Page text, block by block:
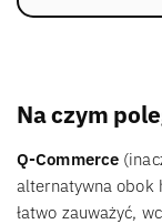
Na czym
Q-Commerce
alternatywna obok
łatwo zauważyć,